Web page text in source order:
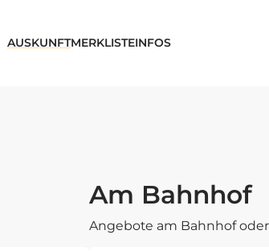
AUSKUNFTMERKLISTEINFOS
Am Bahnhof
Angebote am Bahnhof